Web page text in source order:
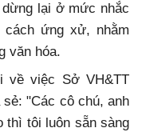
lại ở mức nhắc
ứng xử, nhằm
văn hóa.
về việc Sở VH&TT
"Các cô chú, anh
thì tôi luôn sẵn sàng